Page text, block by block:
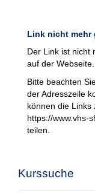
Link nicht mehr
Der Link ist nicht
auf der
Bitte beachten
der Adresszeile
können die Links
https://www.vhs-
teilen.
Kurssuche